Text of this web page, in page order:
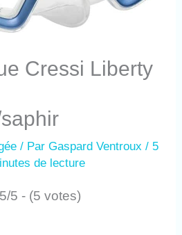
Cressi Liberty
/ ParGaspard Ventroux/ 5
de lecture
5/5 - (5 votes)